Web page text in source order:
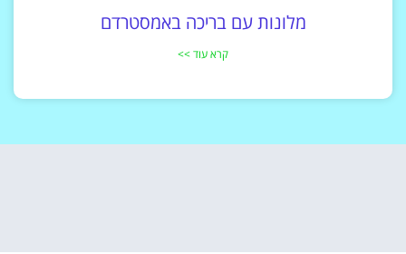
מלונות עם בריכה באמסטרדם
קרא עוד >>